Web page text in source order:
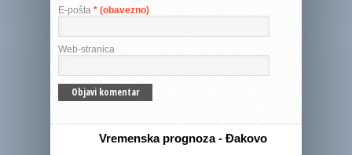
E-pošta * (obavezno)
Web-stranica
Vremenska prognoza - Đakovo